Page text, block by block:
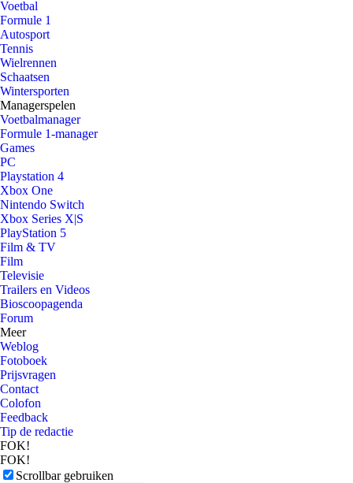
Voetbal
Formule 1
Autosport
Tennis
Wielrennen
Schaatsen
Wintersporten
Managerspelen
Voetbalmanager
Formule 1-manager
Games
PC
Playstation 4
Xbox One
Nintendo Switch
Xbox Series X|S
PlayStation 5
Film & TV
Film
Televisie
Trailers en Videos
Bioscoopagenda
Forum
Meer
Weblog
Fotoboek
Prijsvragen
Contact
Colofon
Feedback
Tip de redactie
FOK!
FOK!
Scrollbar gebruiken